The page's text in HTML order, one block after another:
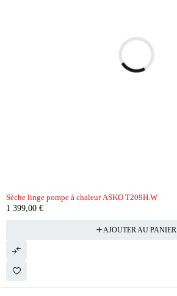
Sèche linge pompe à chaleur ASKO T209H.W
1 399,00 €
AJOUTER AU PANIER